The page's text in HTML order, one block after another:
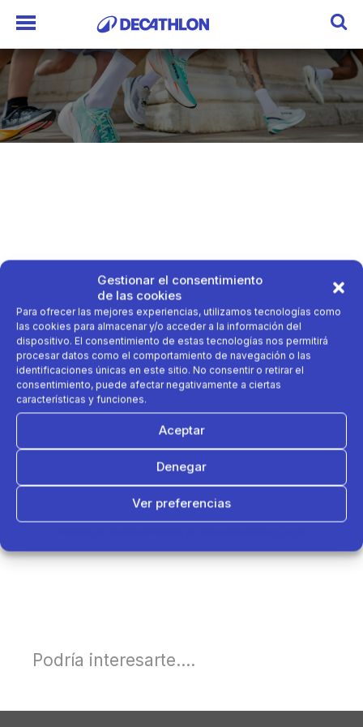
Gestionar el consentimiento
de las cookies
Para ofrecer las mejores experiencias, utilizamos tecnologías como
las cookies para almacenar y/o acceder a la información del
dispositivo. El consentimiento de estas tecnologías nos permitirá
procesar datos como el comportamiento de navegación o las
identificaciones únicas en este sitio. No consentir o retirar el
consentimiento, puede afectar negativamente a ciertas
características y funciones.
Aceptar
Denegar
Ver preferencias
Podría interesarte....